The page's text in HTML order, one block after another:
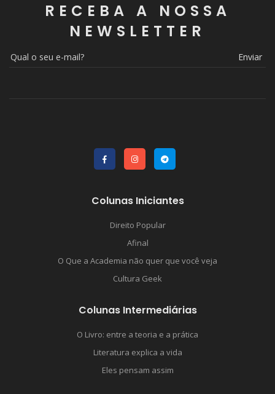
RECEBA A NOSSA
NEWSLETTER
Enviar
Colunas Iniciantes
Direito Popular
Afinal
O Que a Academia não quer que você veja
Cultura Geek
Colunas Intermediárias
O Livro: entre a teoria e a prática
Literatura explica a vida
Eles pensam assim